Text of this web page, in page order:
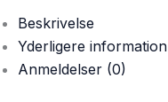
Beskrivelse
Yderligere information
Anmeldelser (0)